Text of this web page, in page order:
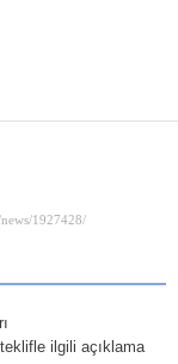
ilgili açıklama